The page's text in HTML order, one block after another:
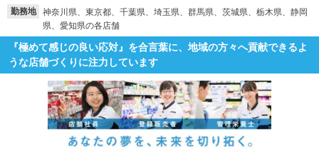
勤務地
神奈川県、東京都、千葉県、埼玉県、群馬県、茨城県、栃木県、静岡
県、愛知県の各店舗
『極めて感じの良い応対』を合言葉に、地域の方々へ貢献できるよ
うな店舗づくりに注力しています